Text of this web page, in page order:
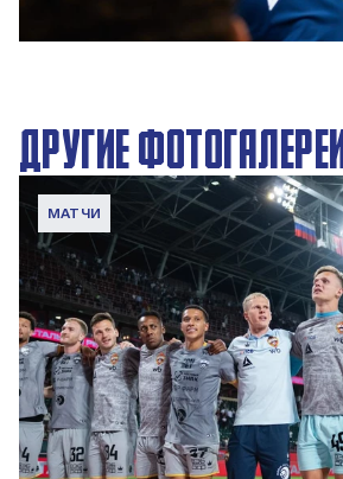
Вокруг матча | Локомотив – ПФК ЦСКА
ДРУГИЕ ФОТОГАЛЕРЕИ
МАТЧИ